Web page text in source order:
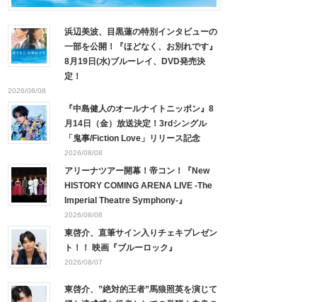
浜辺美波、目黒蓮の特別インタビューの
一部を公開！『ほどなく、お別れです』
8月19日(水)ブルーレイ、DVD発売決
定！
2026/08/08
『中島健人のオールナイトニッポン』8
月14日（金）放送決定！3rdシングル
「鬼事/Fiction Love」リリース記念
2026/08/08
アリーナツアー開幕！帝コン！『New
HISTORY COMING ARENA LIVE -The
Imperial Theatre Symphony-』
2026/08/08
東啓介、直筆サイン入りチェキプレゼン
ト！！ 映画『ブルーロック』
2026/08/07
東啓介、”絶対的王者”馬狼照英を演じて